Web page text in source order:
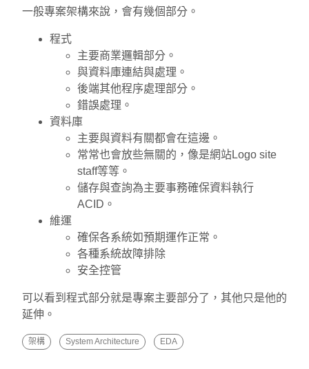
一般專案架構來說，會有幾個部分。
程式
主要商業邏輯部分。
與資料庫連結與處理。
後端其他程序處理部分。
錯誤處理。
資料庫
主要與資料有關都會在這邊。
常常也會放些無關的，像是網站Logo site
staff等等。
儲存與查詢為主要事務確保資料執行
ACID。
維運
確保各系統如預期運作正常。
各種系統故障排除
安全控管
可以看到程式部分就是專案主要部分了，其他只是他的
延伸。
架構 System Architecture EDA